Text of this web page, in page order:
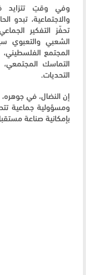
وفي وقتٍ تتزايد
والاجتماعية، تبدو
تحفّز التفكير
الشعبي والتعبوي
المجتمع
التماسك
التحديات.
إن النضال، في
ومسؤولية جماعية
بإمكانية صناعة